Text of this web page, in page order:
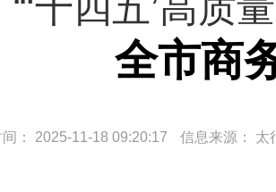
全市商
： 2025-11-18 09:20:17 信息来源： 太